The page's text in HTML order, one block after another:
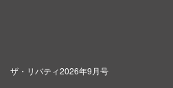
ザ・リバティ2026年9月号